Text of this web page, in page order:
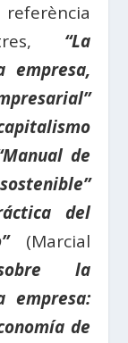
“La
empresa,
de
del
(Marcial
la
empresa:
de